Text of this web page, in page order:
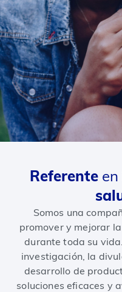
Referenteen
Somos una
promover y mejorar
durante toda su
investigación, la
desarrollo de
soluciones eficaces y